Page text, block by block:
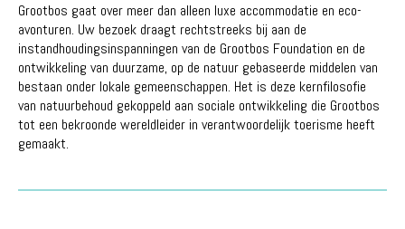
Grootbos gaat over meer dan alleen luxe accommodatie en eco-
avonturen. Uw bezoek draagt ​​rechtstreeks bij aan de
instandhoudingsinspanningen van de Grootbos Foundation en de
ontwikkeling van duurzame, op de natuur gebaseerde middelen van
bestaan ​​onder lokale gemeenschappen. Het is deze kernfilosofie
van natuurbehoud gekoppeld aan sociale ontwikkeling die Grootbos
tot een bekroonde wereldleider in verantwoordelijk toerisme heeft
gemaakt.